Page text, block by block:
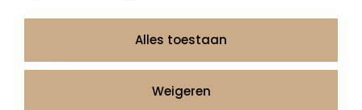
Alles toestaan
Weigeren
Informatie
Contact